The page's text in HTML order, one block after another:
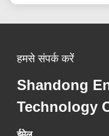
हमसे संपर्क करें
Shandong
Technology